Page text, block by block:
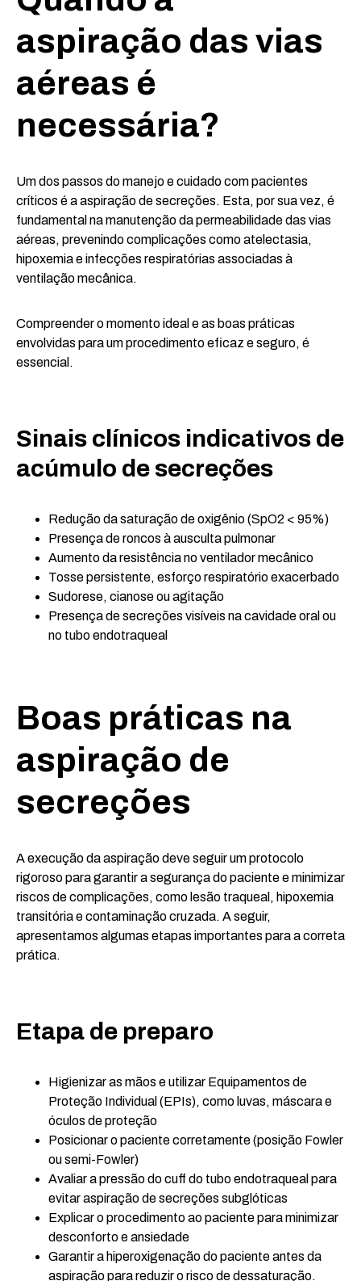
aspiração das vias
aéreas é
necessária?
Um dos passos do manejo e cuidado com pacientes
críticos é a aspiração de secreções. Esta, por sua vez, é
fundamental na manutenção da permeabilidade das vias
aéreas, prevenindo complicações como atelectasia,
hipoxemia e infecções respiratórias associadas à
ventilação mecânica.
Compreender o momento ideal e as boas práticas
envolvidas para um procedimento eficaz e seguro, é
essencial.
Sinais clínicos indicativos de
acúmulo de secreções
Redução da saturação de oxigênio (SpO2 < 95%)
Presença de roncos à ausculta pulmonar
Aumento da resistência no ventilador mecânico
Tosse persistente, esforço respiratório exacerbado
Sudorese, cianose ou agitação
Presença de secreções visíveis na cavidade oral ou
no tubo endotraqueal
Boas práticas na
aspiração de
secreções
A execução da aspiração deve seguir um protocolo
rigoroso para garantir a segurança do paciente e minimizar
riscos de complicações, como lesão traqueal, hipoxemia
transitória e contaminação cruzada. A seguir,
apresentamos algumas etapas importantes para a correta
prática.
Etapa de preparo
Higienizar as mãos e utilizar Equipamentos de
Proteção Individual (EPIs), como luvas, máscara e
óculos de proteção
Posicionar o paciente corretamente (posição Fowler
ou semi-Fowler)
Avaliar a pressão do cuff do tubo endotraqueal para
evitar aspiração de secreções subglóticas
Explicar o procedimento ao paciente para minimizar
desconforto e ansiedade
Garantir a hiperoxigenação do paciente antes da
aspiração para reduzir o risco de dessaturação.